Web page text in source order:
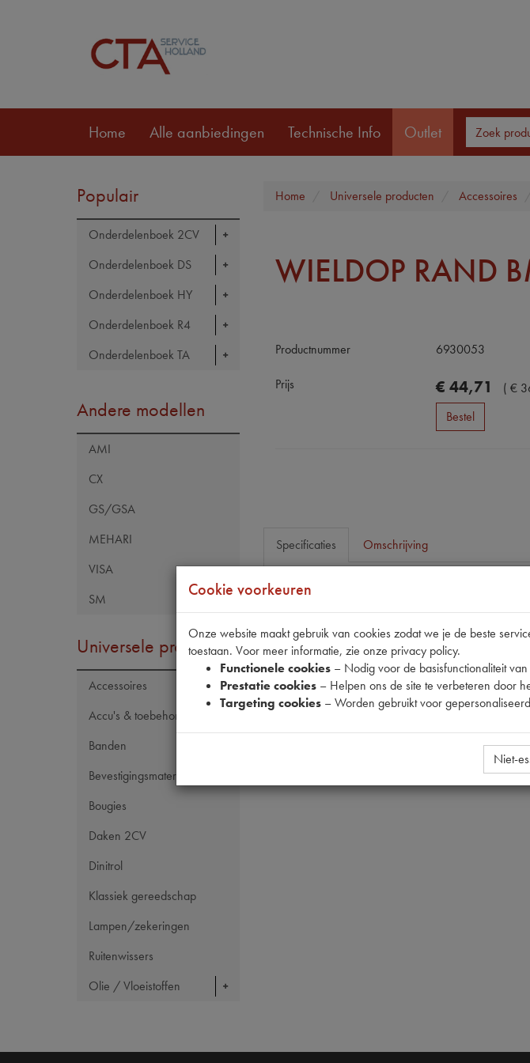
Home Alle aanbiedingen Technische Info Outlet
Populair
Onderdelenboek 2CV
Onderdelenboek DS
Onderdelenboek HY
Onderdelenboek R4
Onderdelenboek TA
Andere modellen
AMI
CX
GS/GSA
MEHARI
VISA
SM
Universele producten
Accessoires
Accu's & toebehoren
Banden
Bevestigingsmateriaal
Bougies
Daken 2CV
Dinitrol
Klassiek gereedschap
Lampen/zekeringen
Ruitenwissers
Olie / Vloeistoffen
Home Universele producten Accessoires
WIELDOP RAND
Productnummer 6930053
Prijs € 44,71 (€
Bestel
Specificaties Omschrijving
Model Citroën
OE Citroën
Maten
Artikelcode JF
Cookie voorkeuren
Onze website maakt gebruik van cookies zodat we je de beste
toestaan. Voor meer informatie, zie onze privacy policy.
Functionele cookies – Nodig voor de basisfunctionaliteit
Prestatie cookies – Helpen ons de site te verbeteren door
Targeting cookies – Worden gebruikt voor
Niet-